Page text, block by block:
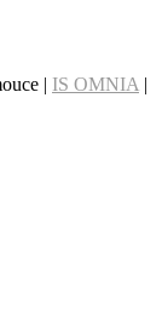
| IS OMNIA |